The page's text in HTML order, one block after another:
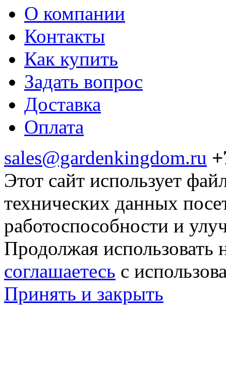
О компании
Контакты
Как купить
Задать вопрос
Доставка
Оплата
sales@gardenkingdom.ru
Этот сайт использует
технических данных
работоспособности и
Продолжая использовать
соглашаетесь с
Принять и закрыть